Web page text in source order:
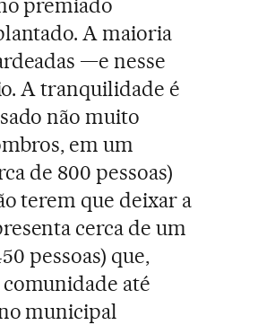
premiado
A maioria
—e nesse
A tranquilidade é
não muito
em um
de 800 pessoas)
terem que deixar a
cerca de um
pessoas) que,
até
municipal